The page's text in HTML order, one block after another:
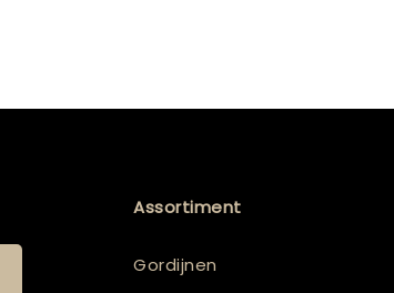
Assortiment
Gordijnen